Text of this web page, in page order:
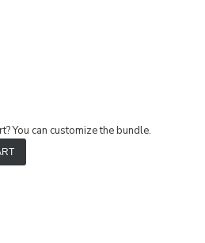
You can customize the bundle.